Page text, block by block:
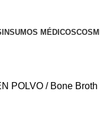
INSUMOS MÉDICOS
POLVO
Bone